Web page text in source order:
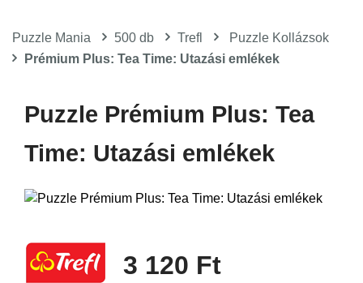
Puzzle Mania 500 db Trefl
Puzzle Kollázsok
Prémium Plus: Tea Time: Utazási emlékek
Puzzle Prémium Plus: Tea
Time: Utazási emlékek
3 120 Ft